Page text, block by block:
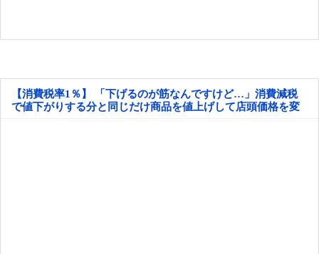
【消費税率1％】 「下げるのが筋なんですけど…」消費減税
で値下がりする分と同じだけ商品を値上げして店頭価格を変
えない店も